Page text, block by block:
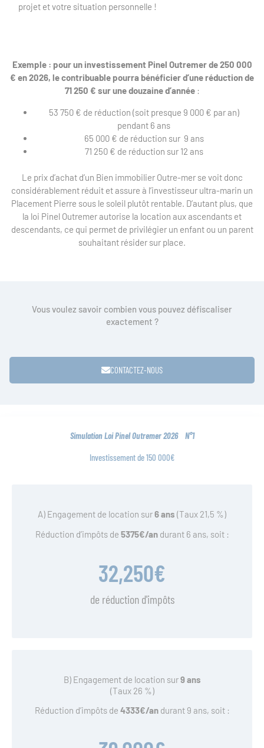
projet et votre situation personnelle !
Exemple : pour un investissement Pinel Outremer de 250 000
€ en 2026, le contribuable pourra bénéficier d’une réduction de
71 250 € sur une douzaine d’année :
53 750 € de réduction (soit presque 9 000 € par an)
pendant 6 ans
65 000 € de réduction sur 9 ans
71 250 € de réduction sur 12 ans
Le prix d’achat d’un Bien immobilier Outre-mer se voit donc
considérablement réduit et assure à l’investisseur ultra-marin un
Placement Pierre sous le soleil plutôt rentable. D’autant plus, que
la loi Pinel Outremer autorise la location aux ascendants et
descendants, ce qui permet de privilégier un enfant ou un parent
souhaitant résider sur place.
Vous voulez savoir combien vous pouvez défiscaliser
exactement ?
CONTACTEZ-NOUS
Simulation Loi Pinel Outremer 2026 N°1
Investissement de 150 000€
A) Engagement de location sur6 ans (Taux 21,5 %)
Réduction d’impôts de 5375€/andurant 6 ans, soit :
de réduction d'impôts
32,250€
B) Engagement de location sur9 ans
(Taux 26 %)
Réduction d’impôts de 4333€/andurant 9 ans, soit :